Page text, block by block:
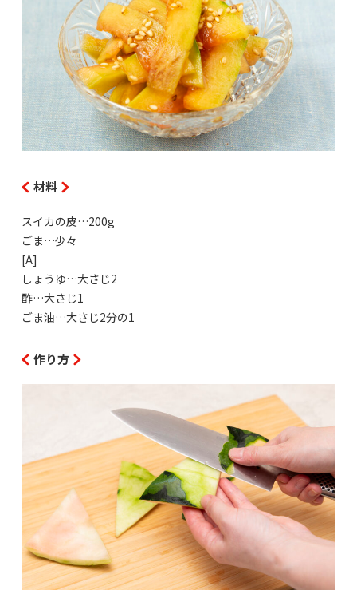
材料
スイカの皮…200g
ごま…少々
[A]
しょうゆ…大さじ2
酢…大さじ1
ごま油…大さじ2分の1
作り方